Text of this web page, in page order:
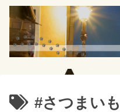
#さつまい